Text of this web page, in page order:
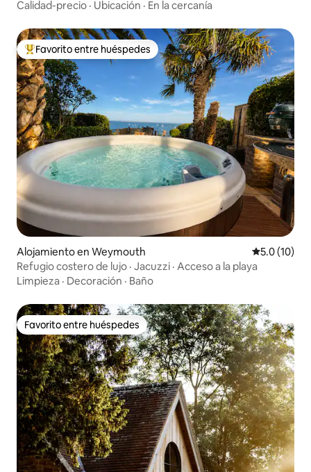
Calidad-precio · Ubicación · En la cercanía
Favorito entre huéspedes preferido
Favorito entre huéspedes
Alojamiento en Weymouth Calificación
5.0 (10)
Refugio costero de lujo · Jacuzzi · Acceso a la playa
Limpieza · Decoración · Baño
Favorito entre huéspedes
Favorito entre huéspedes